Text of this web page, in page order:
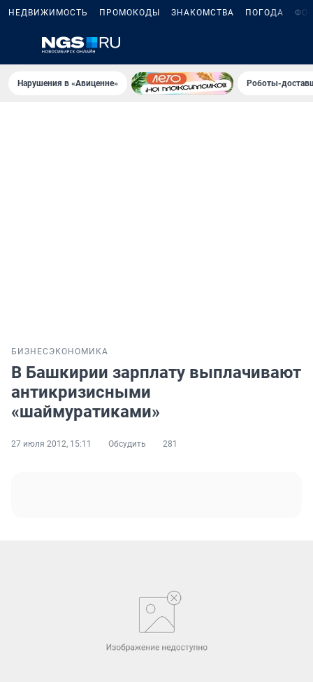
НЕДВИЖИМОСТЬ ПРОМОКОДЫ ЗНАКОМСТВА ПОГОДА
Нарушения в «Авиценне» Роботы-
БИЗНЕС ЭКОНОМИКА
В Башкирии зарплату выплачивают
антикризисными
«шаймуратиками»
27 июля 2012, 15:11 Обсудить 281